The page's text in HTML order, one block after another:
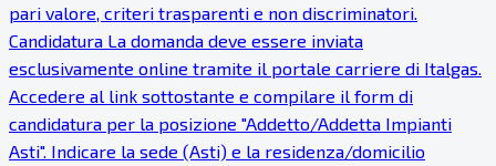
pari valore, criteri trasparenti e non discriminatori.
Candidatura La domanda deve essere inviata
esclusivamente online tramite il portale carriere di Italgas.
Accedere al link sottostante e compilare il form di
candidatura per la posizione "Addetto/Addetta Impianti
Asti". Indicare la sede (Asti) e la residenza/domicilio